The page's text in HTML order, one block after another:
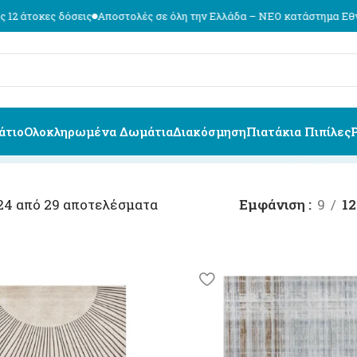
σε όλη την Ελλάδα – ΝΕΟ κατάστημα Εθν. Αντιστάσεως 74,
Ολοκληρωμένα ΔωμάτιαΔιακόσμησηΠιατάκια Πιπίλες
από 29 αποτελέσματα Εμφάνιση 9 12